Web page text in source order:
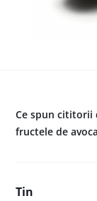
Ce spun cititorii
fructele de
Tin